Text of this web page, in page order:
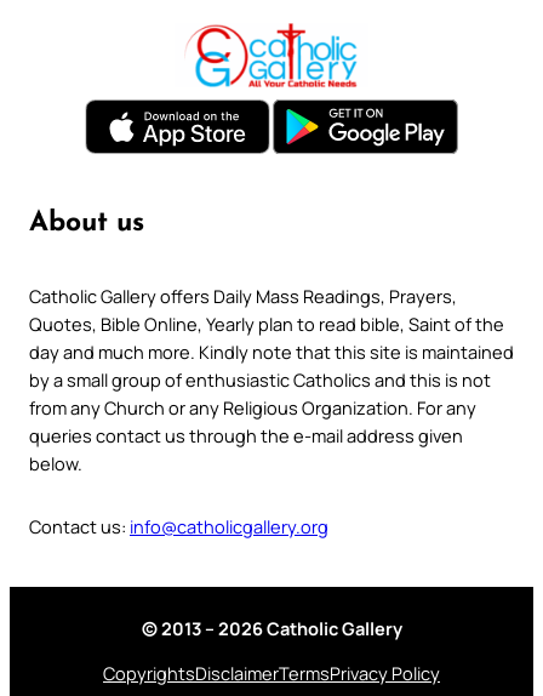
About us
Catholic Gallery offers Daily Mass Readings, Prayers,
Quotes, Bible Online, Yearly plan to read bible, Saint of the
day and much more. Kindly note that this site is maintained
by a small group of enthusiastic Catholics and this is not
from any Church or any Religious Organization. For any
queries contact us through the e-mail address given
below.
Contact us: info@catholicgallery.org
© 2013 – 2026 Catholic Gallery
CopyrightsDisclaimerTermsPrivacy Policy